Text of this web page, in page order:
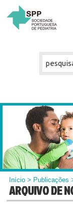
Início > Publicações
ARQUIVO DE